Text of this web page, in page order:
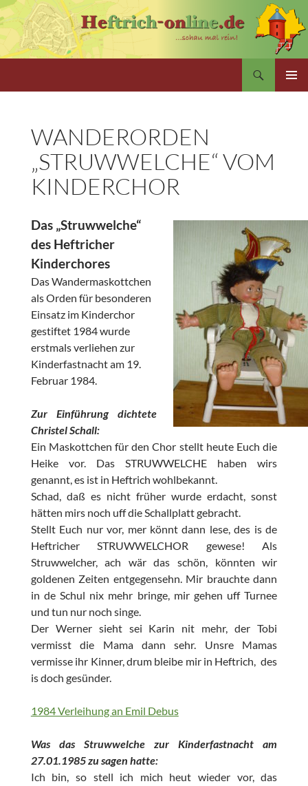
Zum
Inhalt
springen
WANDERORDEN
„STRUWWELCHE“ VOM
KINDERCHOR
Das „Struwwelche“
des Heftricher
Kinderchores
Das Wandermaskottchen
als Orden für besonderen
Einsatz im Kinderchor
gestiftet 1984 wurde
erstmals verliehen zur
Kinderfastnacht am 19.
Februar 1984.
Zur Einführung dichtete
Christel Schall:
Ein Maskottchen für den Chor stellt heute Euch die
Heike vor. Das STRUWWELCHE haben wirs
genannt, es ist in Heftrich wohlbekannt.
Schad, daß es nicht früher wurde erdacht, sonst
hätten mirs noch uff die Schallplatt gebracht.
Stellt Euch nur vor, mer könnt dann lese, des is de
Heftricher STRUWWELCHOR gewese! Als
Struwwelcher, ach wär das schön, könnten wir
goldenen Zeiten entgegensehn. Mir brauchte dann
in de Schul nix mehr bringe, mir gehen uff Turnee
und tun nur noch singe.
Der Werner sieht sei Karin nit mehr, der Tobi
vermisst die Mama dann sehr. Unsre Mamas
vermisse ihr Kinner, drum bleibe mir in Heftrich, des
is doch gesünder.
1984 Verleihung an Emil Debus
Was das Struwwelche zur Kinderfastnacht am
27.01.1985 zu sagen hatte:
Ich bin, so stell ich mich heut wieder vor, das